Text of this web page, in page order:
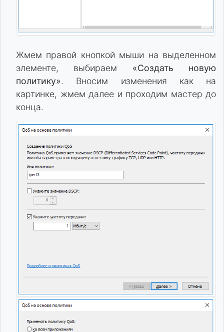
Жмем правой кнопкой мыши на выделенном
элементе, выбираем «Создать новую
политику». Вносим изменения как на
картинке, жмем далее и проходим мастер до
конца.